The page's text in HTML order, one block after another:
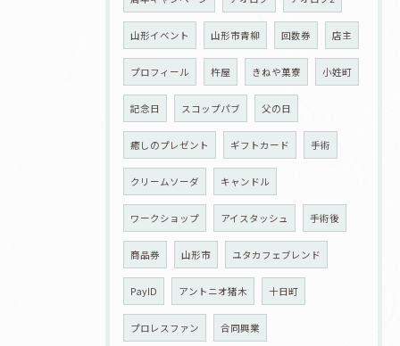
山形イベント 山形市青柳 回数券 店主
プロフィール 杵屋 きねや菓寮 小姓町
記念日 スコップパブ 父の日
癒しのプレゼント ギフトカード 手術
クリームソーダ キャンドル
ワークショップ アイスタッシュ 手術後
商品券 山形市 ユタカフェブレンド
PayID アントニオ猪木 十日町
プロレスファン 合同興業